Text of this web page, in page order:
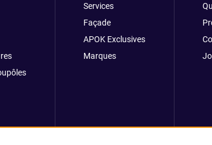
Services
Façade
APOK Exclusives
Marques